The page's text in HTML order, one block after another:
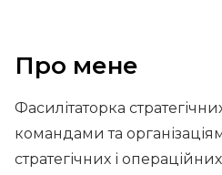
Про мене
Фасилітаторка
командами та
стратегічних і